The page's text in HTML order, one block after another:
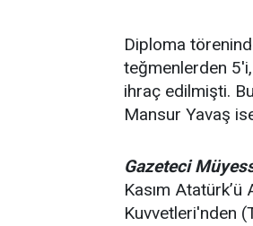
Diploma
teğmenlerden
ihraç edilmişti.
Mansur Yavaş
Gazeteci
Kasım
Kuvvetleri'nden